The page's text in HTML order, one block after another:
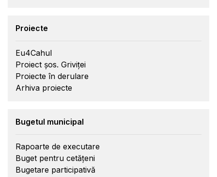
Proiecte
Eu4Cahul
Proiect șos. Griviței
Proiecte în derulare
Arhiva proiecte
Bugetul municipal
Rapoarte de executare
Buget pentru cetățeni
Bugetare participativă